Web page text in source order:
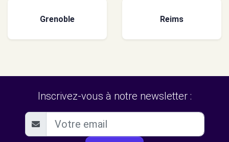
Grenoble Reims
Inscrivez-vous à notre newsletter :